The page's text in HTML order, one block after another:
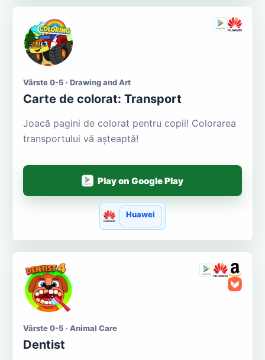
Vârste 0-5 · Drawing and Art
Carte de colorat: Transport
Joacă pagini de colorat pentru copii! Colorarea
transportului vă așteaptă!
Play on Google Play
Huawei
Vârste 0-5 · Animal Care
Dentist